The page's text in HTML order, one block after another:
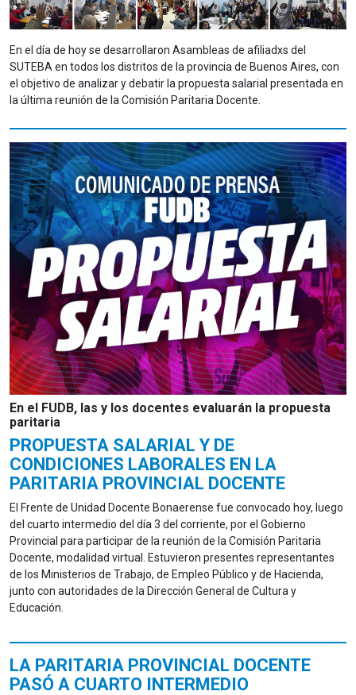
En el día de hoy se desarrollaron Asambleas de afiliadxs del
SUTEBA en todos los distritos de la provincia de Buenos Aires, con
el objetivo de analizar y debatir la propuesta salarial presentada en
la última reunión de la Comisión Paritaria Docente.
En el FUDB, las y los docentes evaluarán la propuesta
paritaria
PROPUESTA SALARIAL Y DE
CONDICIONES LABORALES EN LA
PARITARIA PROVINCIAL DOCENTE
El Frente de Unidad Docente Bonaerense fue convocado hoy, luego
del cuarto intermedio del día 3 del corriente, por el Gobierno
Provincial para participar de la reunión de la Comisión Paritaria
Docente, modalidad virtual. Estuvieron presentes representantes
de los Ministerios de Trabajo, de Empleo Público y de Hacienda,
junto con autoridades de la Dirección General de Cultura y
Educación.
LA PARITARIA PROVINCIAL DOCENTE
PASÓ A CUARTO INTERMEDIO